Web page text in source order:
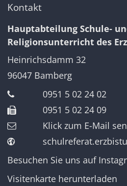
Kontakt
Hauptabteilung Schule-
Religionsunterricht des
Heinrichsdamm 32
96047 Bamberg
0951 5 02 24 02
0951 5 02 24 09
Klick zum E-Mail
Besuchen Sie uns auf
Visitenkarte herunterladen